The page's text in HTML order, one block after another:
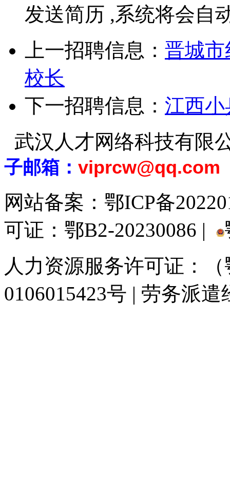
发送简历 ,系统将会自
上一招聘信息： 晋城
校长
下一招聘信息： 江西
武汉人才网络科技有限
子邮箱： viprcw@qq.com
网站备案： 鄂ICP备
可证：鄂B2-20230086 |
人力资源服务许可证：
0106015423号 | 劳务派